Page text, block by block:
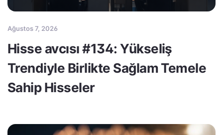
Ağustos 7, 2026
Hisse avcısı #134: Yükseliş
Trendiyle Birlikte Sağlam Temele
Sahip Hisseler